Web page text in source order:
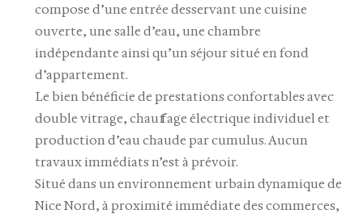
compose d’une entrée desservant une cuisine
ouverte, une salle d’eau, une chambre
indépendante ainsi qu’un séjour situé en fond
d’appartement.
Le bien bénéficie de prestations confortables avec
double vitrage, chauffage électrique individuel et
production d’eau chaude par cumulus. Aucun
travaux immédiats n’est à prévoir.
Situé dans un environnement urbain dynamique de
Nice Nord, à proximité immédiate des commerces,